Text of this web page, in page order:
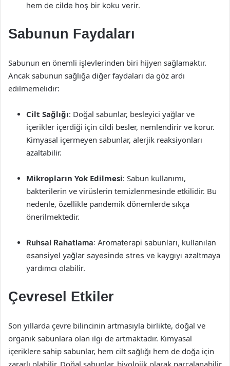
hem de cilde hoş bir koku verir.
Sabunun Faydaları
Sabunun en önemli işlevlerinden biri hijyen sağlamaktır.
Ancak sabunun sağlığa diğer faydaları da göz ardı
edilmemelidir:
Cilt Sağlığı: Doğal sabunlar, besleyici yağlar ve
içerikler içerdiği için cildi besler, nemlendirir ve korur.
Kimyasal içermeyen sabunlar, alerjik reaksiyonları
azaltabilir.
Mikropların Yok Edilmesi: Sabun kullanımı,
bakterilerin ve virüslerin temizlenmesinde etkilidir. Bu
nedenle, özellikle pandemik dönemlerde sıkça
önerilmektedir.
Ruhsal Rahatlama: Aromaterapi sabunları, kullanılan
esansiyel yağlar sayesinde stres ve kaygıyı azaltmaya
yardımcı olabilir.
Çevresel Etkiler
Son yıllarda çevre bilincinin artmasıyla birlikte, doğal ve
organik sabunlara olan ilgi de artmaktadır. Kimyasal
içeriklere sahip sabunlar, hem cilt sağlığı hem de doğa için
zararlı olabilir. Doğal sabunlar, biyolojik olarak parçalanabilir